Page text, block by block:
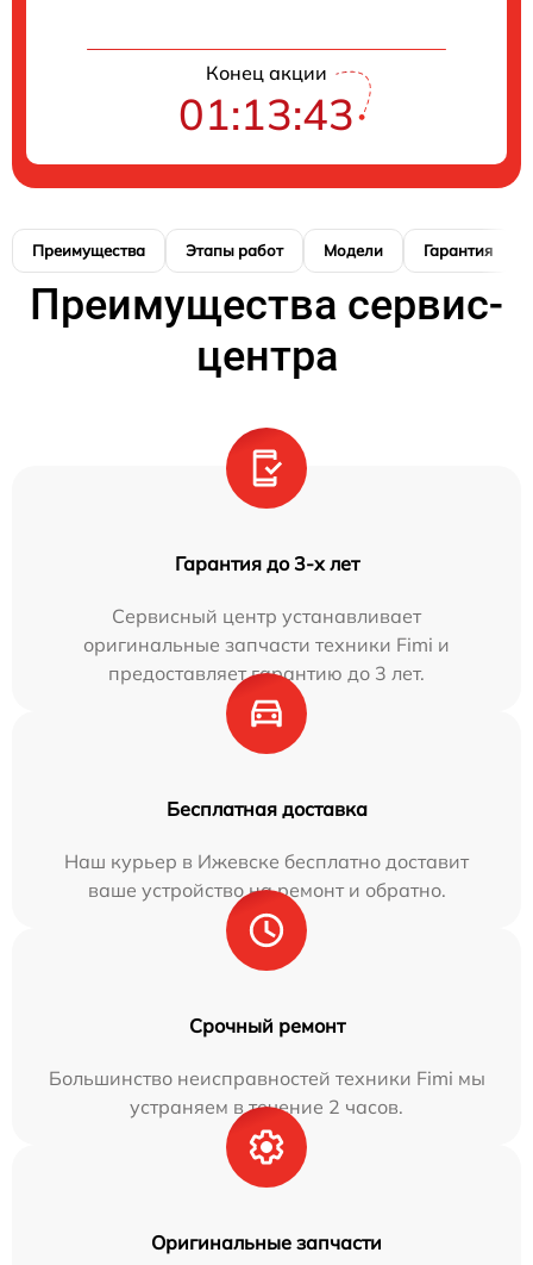
Конец акции
01:13:42
Преимущества Этапы работ Модели Гарантия
Преимущества сервис-
центра
Гарантия до 3-х лет
Сервисный центр устанавливает
оригинальные запчасти техники Fimi и
предоставляет гарантию до 3 лет.
Бесплатная доставка
Наш курьер в Ижевске бесплатно доставит
ваше устройство на ремонт и обратно.
Срочный ремонт
Большинство неисправностей техники Fimi мы
устраняем в течение 2 часов.
Оригинальные запчасти